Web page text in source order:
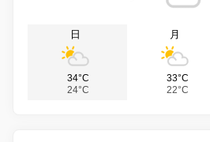
日
34°C
24°C
月
33°C
22°C